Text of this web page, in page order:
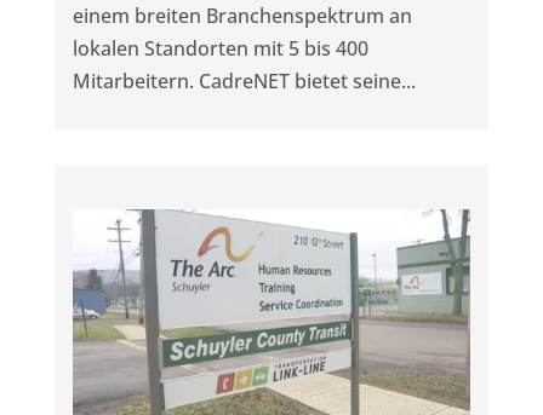
einem breiten Branchenspektrum an
lokalen Standorten mit 5 bis 400
Mitarbeitern. CadreNET bietet seine...